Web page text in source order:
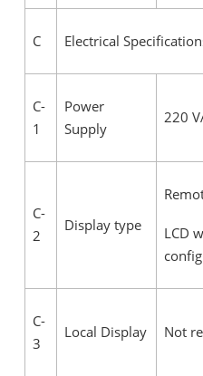
C Electrical
C-
1
Power
Supply
220
C-
2
Display type
LCD
C-
3
Local Display Not